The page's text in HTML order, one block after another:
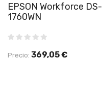
EPSON Workforce DS-
1760WN
Precio: 369,05 €